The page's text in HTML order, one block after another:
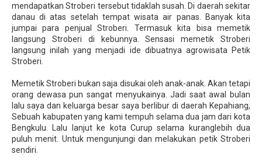
mendapatkan Stroberi tersebut tidaklah susah. Di daerah sekitar
danau di atas setelah tempat wisata air panas. Banyak kita
jumpai para penjual Stroberi. Termasuk kita bisa memetik
langsung Stroberi di kebunnya. Sensasi memetik Stroberi
langsung inilah yang menjadi ide dibuatnya agrowisata Petik
Stroberi.
Memetik Stroberi bukan saja disukai oleh anak-anak. Akan tetapi
orang dewasa pun sangat menyukainya. Jadi saat awal bulan
lalu saya dan keluarga besar saya berlibur di daerah Kepahiang,
Sebuah kabupaten yang kami tempuh selama dua jam dari kota
Bengkulu. Lalu lanjut ke kota Curup selama kuranglebih dua
puluh menit. Untuk mengunjungi dan melakukan petik Stroberi
sendiri.